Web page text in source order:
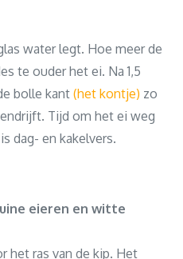
water legt. Hoe meer de
te ouder het ei. Na 1,5
bolle kant(het kontje) zo
Tijd om het ei weg
is dag- en kakelvers.
eieren en witte
het ras van de kip. Het